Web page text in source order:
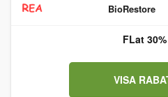
BioRestore
FLat
VISA